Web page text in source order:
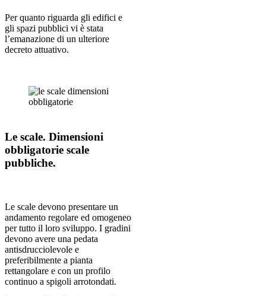
Per quanto riguarda gli edifici e
gli spazi pubblici vi è stata
l’emanazione di un ulteriore
decreto attuativo.
Le scale. Dimensioni
obbligatorie scale
pubbliche.
Le scale devono presentare un
andamento regolare ed omogeneo
per tutto il loro sviluppo. I gradini
devono avere una pedata
antisdrucciolevole e
preferibilmente a pianta
rettangolare e con un profilo
continuo a spigoli arrotondati.